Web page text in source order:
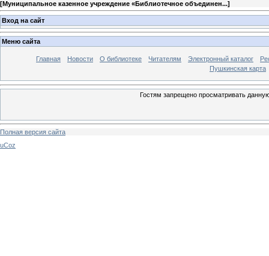
[Муниципальное казенное учреждение «Библиотечное объединен...]
Вход на сайт
Меню сайта
Главная Новости О библиотеке Читателям Электронный каталог
Пушкинская карта
Гостям запрещено просматривать
Полная версия сайта
uCoz